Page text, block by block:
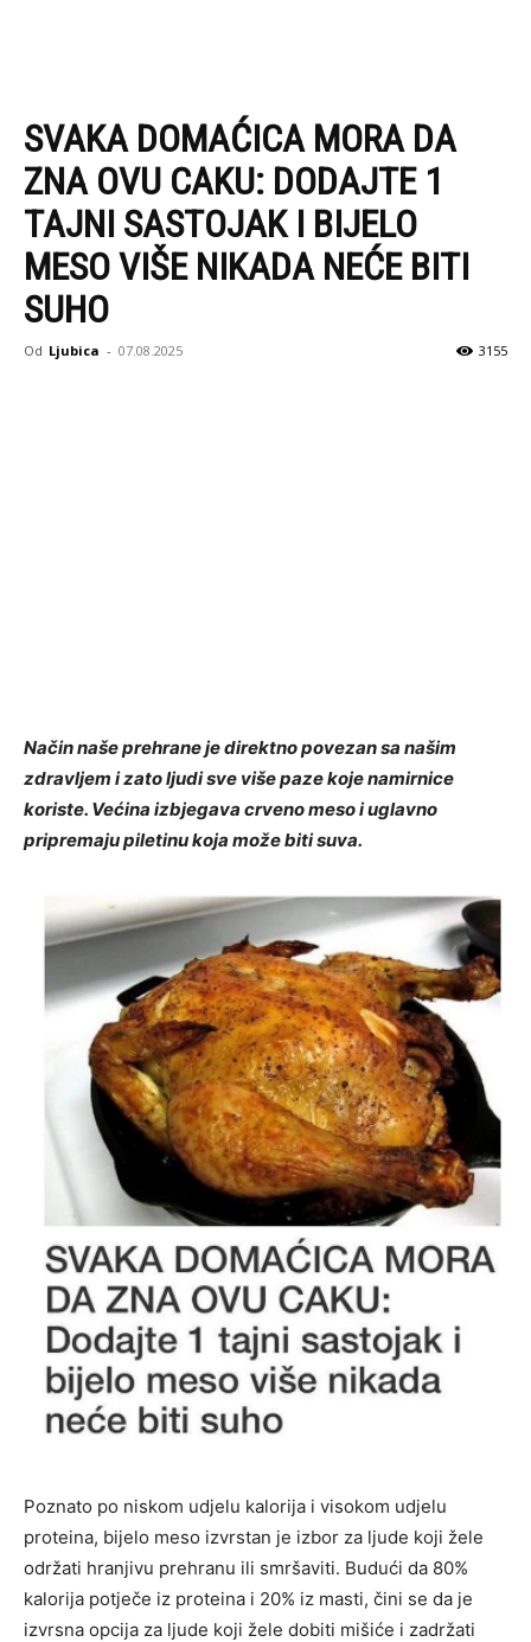
SVAKA DOMAĆICA MORA DA
ZNA OVU CAKU: DODAJTE 1
TAJNI SASTOJAK I BIJELO
MESO VIŠE NIKADA NEĆE BITI
SUHO
Od Ljubica - 07.08.2025 3155
Način naše prehrane je direktno povezan sa našim
zdravljem i zato ljudi sve više paze koje namirnice
koriste. Većina izbjegava crveno meso i uglavno
pripremaju piletinu koja može biti suva.
Poznato po niskom udjelu kalorija i visokom udjelu
proteina, bijelo meso izvrstan je izbor za ljude koji žele
održati hranjivu prehranu ili smršaviti. Budući da 80%
kalorija potječe iz proteina i 20% iz masti, čini se da je
izvrsna opcija za ljude koji žele dobiti mišiće i zadržati